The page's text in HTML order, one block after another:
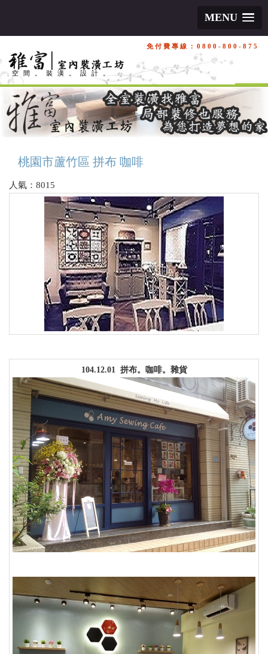
MENU
空間。裝潢。設計。
免付費專線：0800-800-875
桃園市蘆竹區 拼布 咖啡
人氣：8015
104.12.01 拼布。咖啡。雜貨